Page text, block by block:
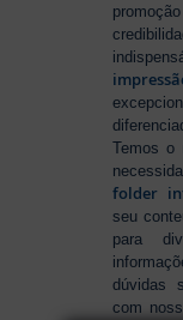
Temos o
folder
seu
para
dúvidas
com